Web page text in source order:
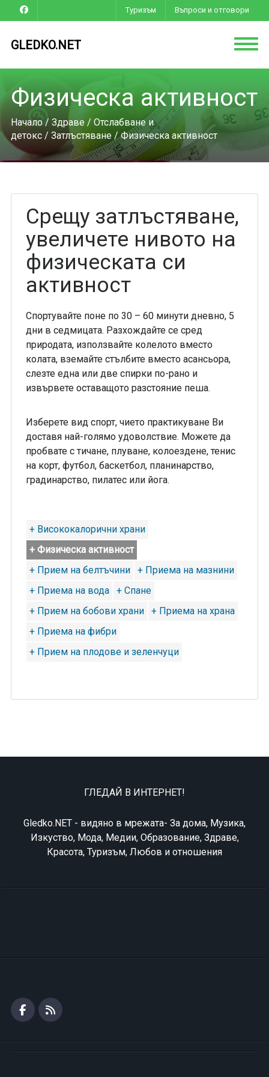
Туризъм Въпроси и отговори
GLEDKO.NET
Физическа активност
Начало/ Здраве/ Отслабване и
детокс/ Затлъстяване/ Физическа активност
Срещу затлъстяване,
увеличете нивото на
физическата си
активност
Спортувайте поне по 30 – 60 минути дневно, 5
дни в седмицата. Разхождайте се сред
природата, използвайте колелото вместо
колата, вземайте стълбите вместо асансьора,
слезте една или две спирки по-рано и
извървете оставащото разстояние пеша.
Изберете вид спорт, чието практикуване Ви
доставя най-голямо удоволствие. Можете да
пробвате с тичане, плуване, колоездене, тенис
на корт, футбол, баскетбол, планинарство,
градинарство, пилатес или йога.
+ Висококалорични храни
+ Физическа активност
+ Прием на белтъчини
+ Приема на мазнини
+ Приема на вода
+ Спане
+ Прием на бобови храни
+ Приема на храна
+ Приема на фибри
+ Прием на плодове и зеленчуци
ГЛЕДАЙ В ИНТЕРНЕТ!
Gledko.NET - видяно в мрежата- За дома, Музика,
Изкуство, Мода, Медии, Образование, Здраве,
Красота, Туризъм, Любов и отношения